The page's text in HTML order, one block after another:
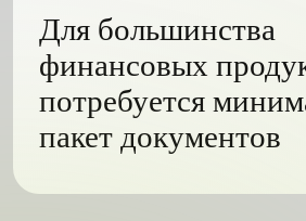
Для большинства
финансовых
потребуется
пакет документов